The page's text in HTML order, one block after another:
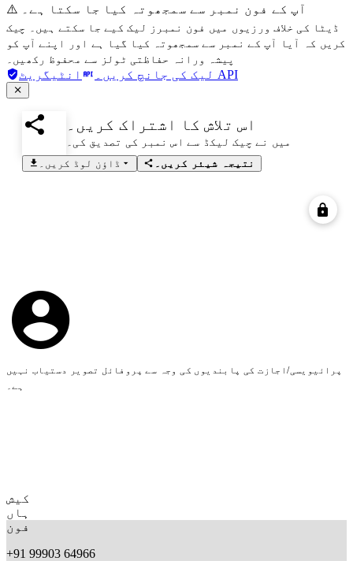
⚠️ آپ کے فون نمبر سے سمجھوتہ کیا جا سکتا ہے۔
ڈیٹا کی خلاف ورزیوں میں فون نمبرز لیک کیے جا سکتے ہیں۔ چیک
کریں کہ آیا آپ کے نمبر سے سمجھوتہ کیا گیا ہے اور اپنے آپ کو
پیشہ ورانہ حفاظتی ٹولز سے محفوظ رکھیں۔
لیک کی جانچ کریں۔ انٹیگریٹ API
اس تلاش کا اشتراک کریں۔
میں نے چیک لیکڈ سے اس نمبر کی تصدیق کی۔
ڈاؤن لوڈ کریں۔
نتیجہ شیئر کریں۔
پرائیویسی/اجازت کی پابندیوں کی وجہ سے پروفائل تصویر دستیاب نہیں
ہے۔
کیش
ہاں
فون
+91 99903 64966